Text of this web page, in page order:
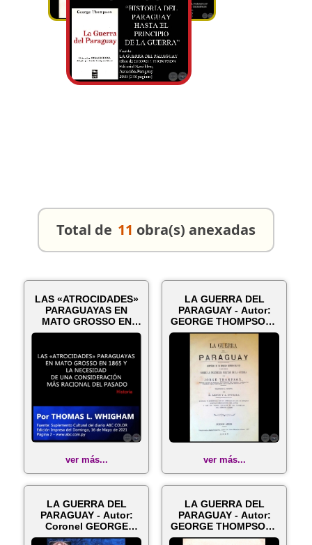
Total de 11 obra(s) anexadas
LAS «ATROCIDADES»
PARAGUAYAS EN
MATO GROSSO EN
1865 Y LA NECESIDA...
ver más...
LA GUERRA DEL
PARAGUAY - Autor:
GEORGE THOMPSON -
Año 1869
ver más...
LA GUERRA DEL
PARAGUAY - Autor:
Coronel GEORGE
THOMPSON
LA GUERRA DEL
PARAGUAY - Autor:
GEORGE THOMPSON -
Año 2001